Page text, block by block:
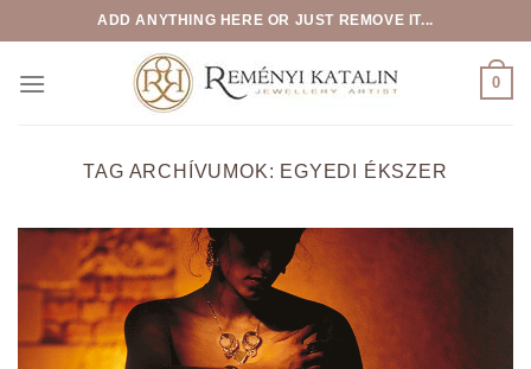
to
content
ADD ANYTHING HERE OR JUST REMOVE IT...
0
TAG ARCHÍVUMOK: EGYEDI ÉKSZER